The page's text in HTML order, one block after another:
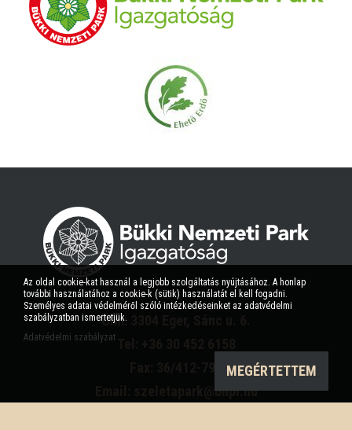
Cím: 3304 Eger, Sánc u. 6.
Email: szeletapark@bnpi.hu
Az oldal cookie-kat használ a legjobb szolgáltatás nyújtásához. A honlap
további használatához a cookie-k (sütik) használatát el kell fogadni.
Személyes adatai védelméről szóló intézkedéseinket az adatvédelmi
szabályzatban ismertetjük.
Adatvédelmi szabályzat
MEGÉRTETTEM